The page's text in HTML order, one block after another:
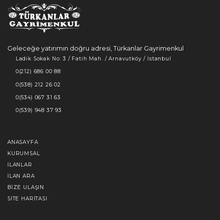
Geleceğe yatırımın doğru adresi, Türkanlar Gayrimenkul
Ladik Sokak No: 3 / Fatih Mah. / Arnavutköy / İstanbul
0(212) 686 00 88
0(538) 212 26 02
0(534) 067 31 63
0(539) 948 37 93
ANASAYFA
KURUMSAL
İLANLAR
İLAN ARA
BIZE ULAŞIN
SITE HARITASI